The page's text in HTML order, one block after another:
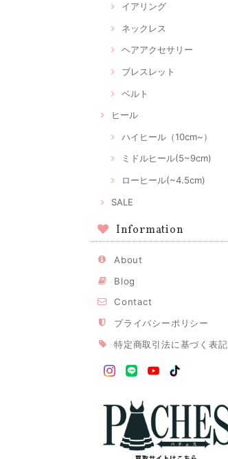
イアリング
ネックレス
ヘアアクセサリー
ブレスレット
ベルト
ヒール
ハイヒール（10cm~）
ミドルヒール(5~9cm)
ローヒール(~4.5cm)
SALE
Information
About
Blog
Contact
プライバシーポリシー
特定商取引法に基づく表記